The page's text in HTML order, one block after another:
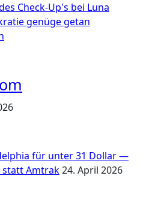
Check-Up's bei Luna
genüge getan
für unter 31 Dollar —
statt Amtrak24. April 2026